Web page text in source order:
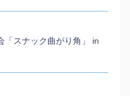
「スナック曲がり角」 in